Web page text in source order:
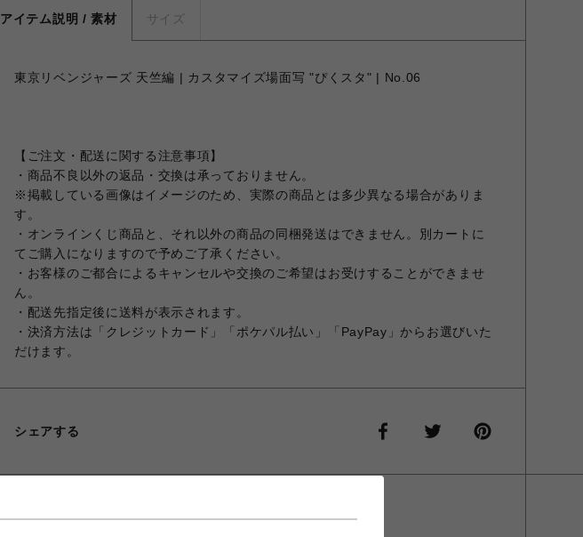
アイテム説明 / 素材 サイズ
東京リベンジャーズ 天竺編 | カスタマイズ場面写 "ぴくスタ" | No.06
【ご注文・配送に関する注意事項】
・商品不良以外の返品・交換は承っておりません。
※掲載している画像はイメージのため、実際の商品とは多少異なる場合がありま
す。
・オンラインくじ商品と、それ以外の商品の同梱発送はできません。別カートに
てご購入になりますので予めご了承ください。
・お客様のご都合によるキャンセルや交換のご希望はお受けすることができませ
ん。
・配送先指定後に送料が表示されます。
・決済方法は「クレジットカード」「ポケパル払い」「PayPay」からお選びいた
だけます。
シェアする